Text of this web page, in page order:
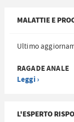
MALATTIE E
Ultimo
RAGADE ANALE
Leggi ›
L'ESPERTO